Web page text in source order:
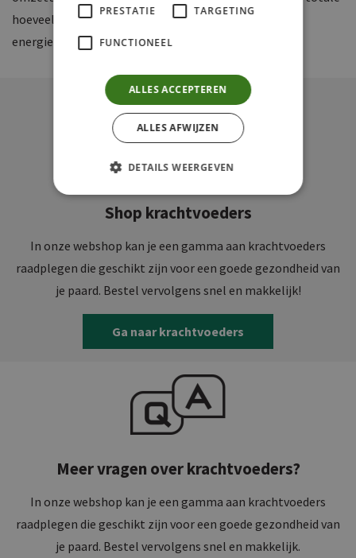
hoeveelheid voeder verhogen om uw paard voldoende
energie te geven en op gewicht te houden.
Shop krachtvoeders
In onze webshop kan je een gamma aan krachtvoeders
raadplegen die geschikt zijn voor een goede gezondheid van
je paard. Bestel vervolgens snel en makkelijk!
Ga naar krachtvoeders
Meer vragen over krachtvoeders?
In onze webshop kan je een gamma aan krachtvoeders
raadplegen die geschikt zijn voor een goede gezondheid van
je paard. Bestel vervolgens snel en makkelijk.
PRESTATIE TARGETING
FUNCTIONEEL
ALLES ACCEPTEREN
ALLES AFWIJZEN
DETAILS WEERGEVEN